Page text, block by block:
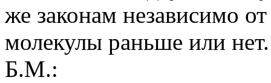
же законам независимо от
молекулы раньше или нет.
Б.М.: